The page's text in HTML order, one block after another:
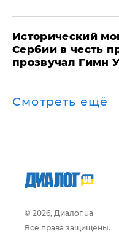
Исторический
Сербии в честь
прозвучал Гимн
Смотреть ещё
© 2026, Диалог.ua
Все права защищены.